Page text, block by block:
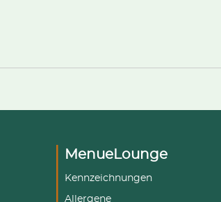
MenueLounge
Kennzeichnungen
Allergene